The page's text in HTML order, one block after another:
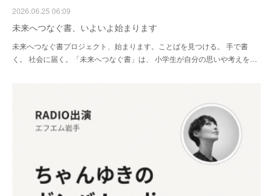
2026.06.25 06:09
未来へつなぐ書、いよいよ始まります
未来へつなぐ書プロジェクト、始まります。ことばを見つける。 手で書
く。 社会に届く。「未来へつなぐ書」は、 小学生が自分の思いや考えを…